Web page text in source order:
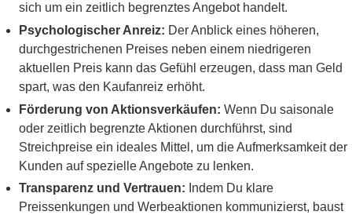
sich um ein zeitlich begrenztes Angebot handelt.
Psychologischer Anreiz: Der Anblick eines höheren,
durchgestrichenen Preises neben einem niedrigeren
aktuellen Preis kann das Gefühl erzeugen, dass man Geld
spart, was den Kaufanreiz erhöht.
Förderung von Aktionsverkäufen: Wenn Du saisonale
oder zeitlich begrenzte Aktionen durchführst, sind
Streichpreise ein ideales Mittel, um die Aufmerksamkeit der
Kunden auf spezielle Angebote zu lenken.
Transparenz und Vertrauen: Indem Du klare
Preissenkungen und Werbeaktionen kommunizierst, baust